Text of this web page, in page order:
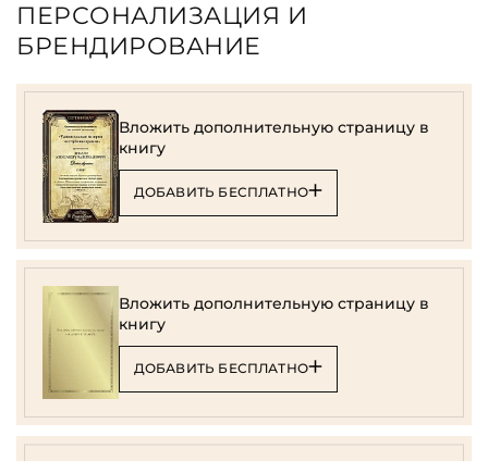
ПЕРСОНАЛИЗАЦИЯ И
БРЕНДИРОВАНИЕ
Вложить дополнительную страницу в
книгу
ДОБАВИТЬ БЕСПЛАТНО
Вложить дополнительную страницу в
книгу
ДОБАВИТЬ БЕСПЛАТНО